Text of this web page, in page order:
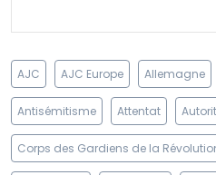
AJC AJC Europe Allemagne
Antisémitisme Attentat
Corps des Gardiens de la